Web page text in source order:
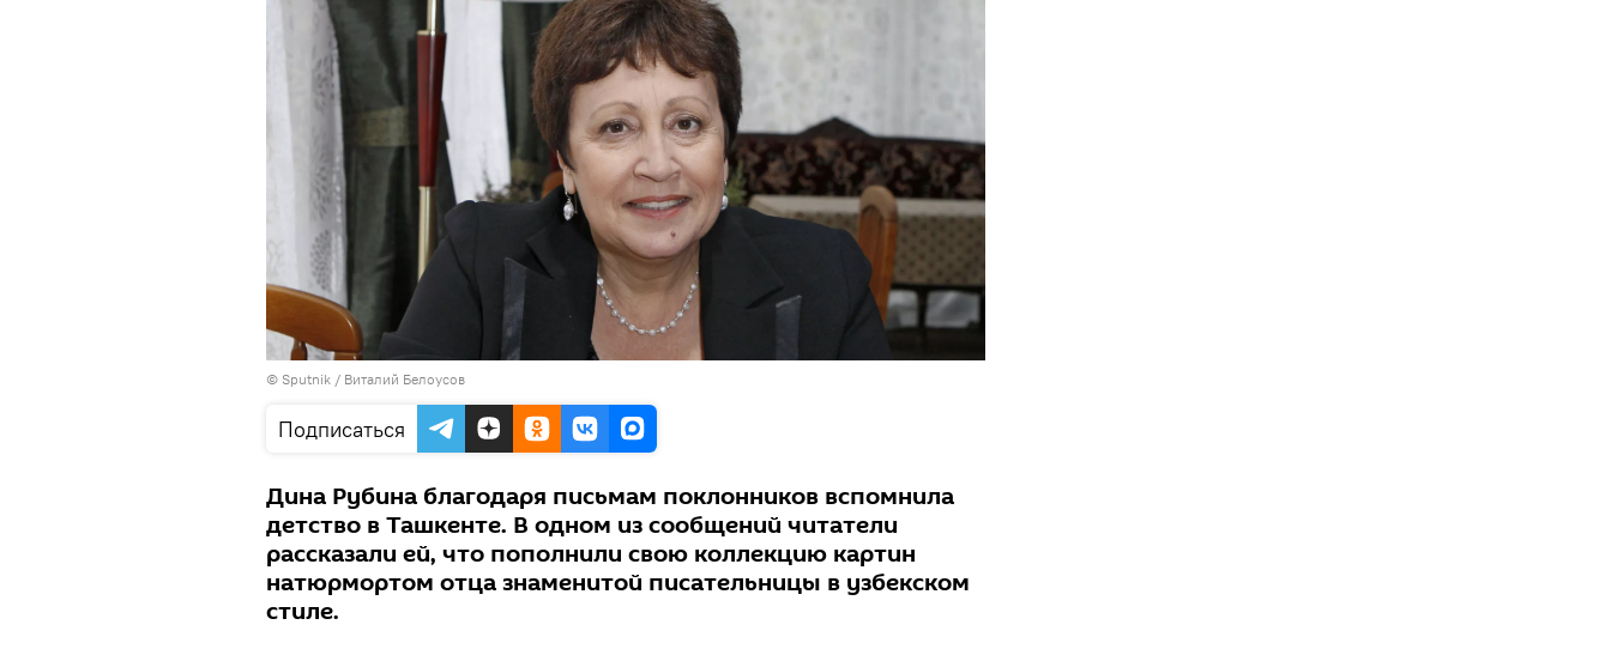
© Sputnik / Виталий Белоусов
Подписаться
Дина Рубина благодаря письмам поклонников вспомнила
детство в Ташкенте. В одном из сообщений читатели
рассказали ей, что пополнили свою коллекцию картин
натюрмортом отца знаменитой писательницы в узбекском
стиле.